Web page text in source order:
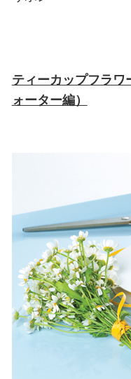
ティーカップフラ
ォーター編）